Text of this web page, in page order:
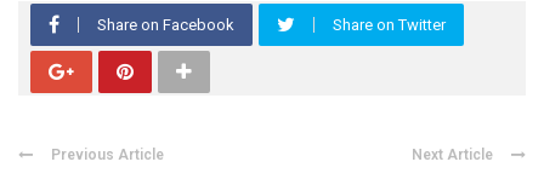
Share on Facebook Share on Twitter
Previous Article Next Article